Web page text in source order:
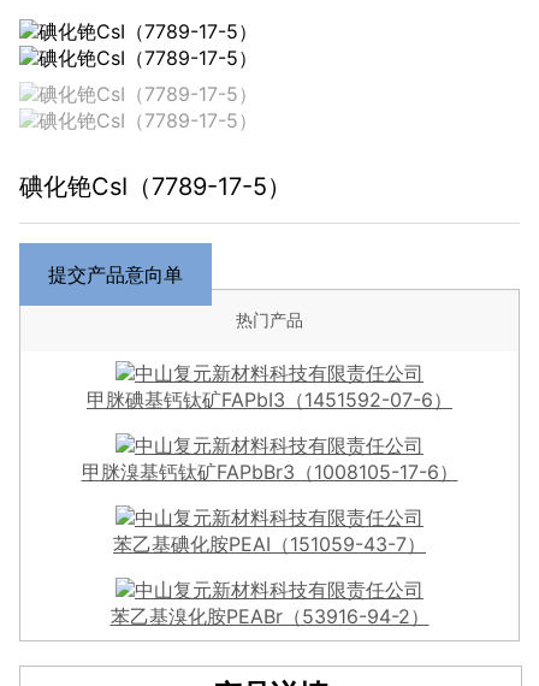
碘化铯CsI（7789-17-5）
提交产品意向单
热门产品
甲脒碘基钙钛矿FAPbI3（1451592-07-6）
甲脒溴基钙钛矿FAPbBr3（1008105-17-6）
苯乙基碘化胺PEAI（151059-43-7）
苯乙基溴化胺PEABr（53916-94-2）